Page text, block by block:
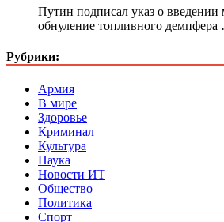
Путин подписал указ о введении
обнуление топливного
Рубрики:
Армия
В мире
Здоровье
Криминал
Культура
Наука
Новости ИТ
Общество
Политика
Спорт